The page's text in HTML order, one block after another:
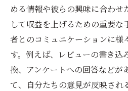
める情報や彼らの興味に合わせ
して収益を上げるための重要
者とのコミュニケーションに様
す。例えば、レビューの書き込
換、アンケートへの回答などが
て、自分たちの意見が反映され